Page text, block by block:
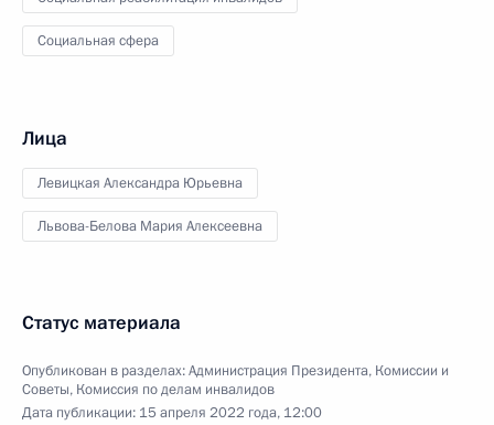
Социальная сфера
Лица
Левицкая Александра Юрьевна
Львова-Белова Мария Алексеевна
Статус материала
Опубликован в разделах:Администрация Президента, Комиссии и
Советы, Комиссия по делам инвалидов
Дата публикации: 15 апреля 2022 года, 12:00